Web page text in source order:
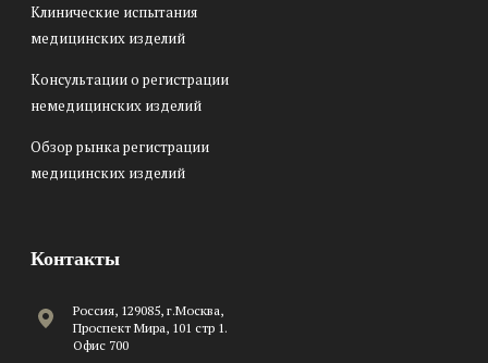
Клинические испытания
медицинских изделий
Консультации о регистрации
немедицинских изделий
Обзор рынка регистрации
медицинских изделий
Контакты
Россия, 129085, г.Москва,
Проспект Мира, 101 стр 1.
Офис 700